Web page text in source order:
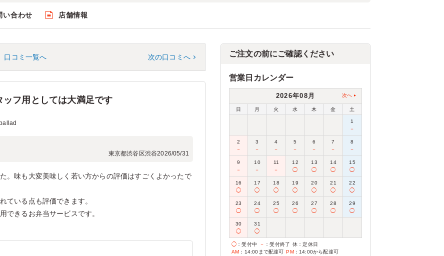
い合わせ 店舗情報
口コミ一覧へ 次の口コミへ
フ用としては大満足です
東京都渋谷区渋谷2026/05/31
。味も大変美味しく若い方からの評価はすごくよかったで
ている点も評価できます。
できるお弁当サービスです。
ご注文の前にご確認ください
営業日カレンダー
2026年08月 次へ
日 月 火 水 木 金 土
1
－
2
－
3
－
4
－
5
－
6
－
7
－
8
－
9
－
10
－
11
－
12
◯
13
◯
14
◯
15
◯
16
◯
17
◯
18
◯
19
◯
20
◯
21
◯
22
◯
23
◯
24
◯
25
◯
26
◯
27
◯
28
◯
29
◯
30
◯
31
◯
◯ ：受付中 － ：受付終了 休 ：定休日
AM ：14:00まで配達可 PM：14:00から配達可